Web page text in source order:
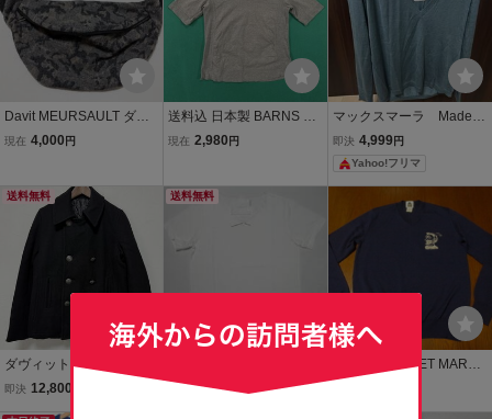
Davit MEURSAULT ダヴ
ィットモルソー ボディ
現在 4,000 円
送料込 日本製 BARNS OU
TFITTERS 両V Tシャツ M
半袖 灰 古着 ビンテージ
現在 2,980 円
マックスマーラ Made in
Italy Vネック 薄手ニット
Lサイズ グリーン系
即決 4,999円
Yahoo!フリマ
送料無料
ダヴィットモルソー ウー
ル Pコートジャケット Da
即決 12,800
送料無料
ダヴィットモルソー Vネ
現在 3,000円
DOVER STREET MARKE
T MADE IN ITALY ドー